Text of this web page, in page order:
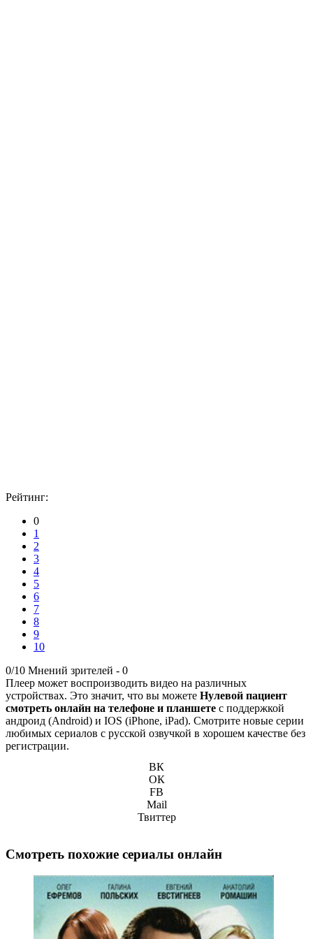
Рейтинг:
0
1
2
3
4
5
6
7
8
9
10
0/10 Мнений зрителей - 0
Плеер может воспроизводить видео на различных
устройствах. Это значит, что вы можете Нулевой пациент
смотреть онлайн на телефоне и планшете с поддержкой
андроид (Android) и IOS (iPhone, iPad). Смотрите новые серии
любимых сериалов с русской озвучкой в хорошем качестве без
регистрации.
ВК
ОК
FB
Mail
Твиттер
Смотреть похожие сериалы онлайн